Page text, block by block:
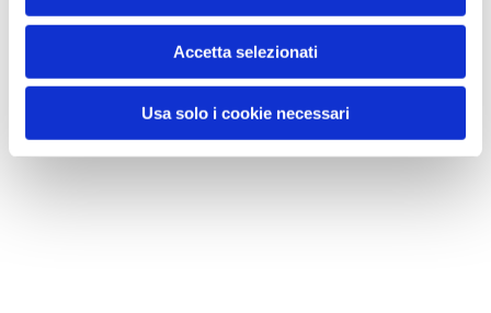
Accetta selezionati
Usa solo i cookie necessari